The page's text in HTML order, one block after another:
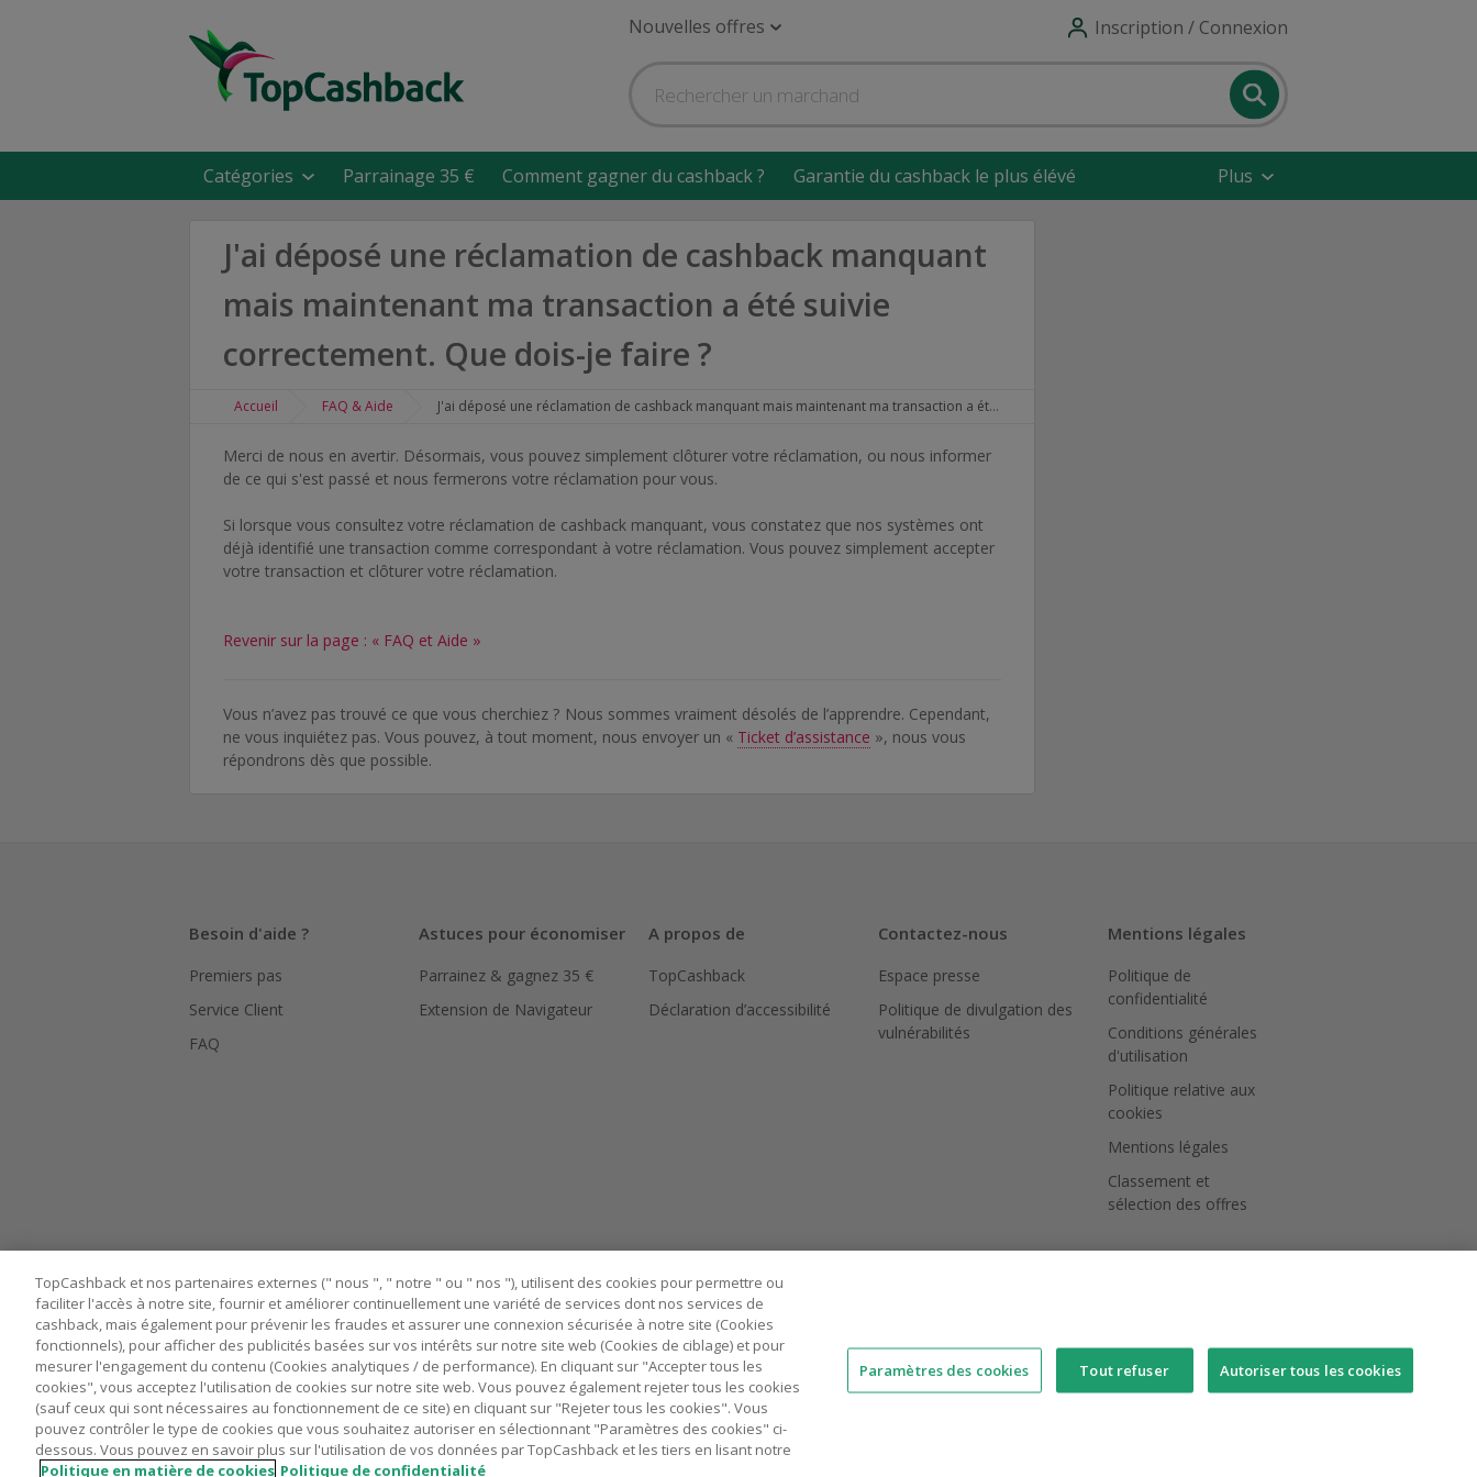
Nouvelles offres Inscription / Connexion
Catégories Parrainage 35 € Comment gagner du cashback ? Garantie du cashback le plus élévé Plus
J'ai déposé une réclamation de cashback manquant
mais maintenant ma transaction a été suivie
correctement. Que dois-je faire ?
Accueil FAQ & Aide J'ai déposé une réclamation de cashback manquant mais maintenant ma transaction a été suivie correctement. Que dois-je faire ?
Merci de nous en avertir. Désormais, vous pouvez simplement clôturer votre réclamation, ou nous informer
de ce qui s'est passé et nous fermerons votre réclamation pour vous.
Si lorsque vous consultez votre réclamation de cashback manquant, vous constatez que nos systèmes ont
déjà identifié une transaction comme correspondant à votre réclamation. Vous pouvez simplement accepter
votre transaction et clôturer votre réclamation.
Revenir sur la page : « FAQ et Aide »
Vous n’avez pas trouvé ce que vous cherchiez ? Nous sommes vraiment désolés de l’apprendre. Cependant,
ne vous inquiétez pas. Vous pouvez, à tout moment, nous envoyer un « Ticket d’assistance », nous vous
répondrons dès que possible.
Besoin d'aide ?
Premiers pas
Service Client
FAQ
Astuces pour économiser
Parrainez & gagnez 35 €
Extension de Navigateur
A propos de
TopCashback
Déclaration d’accessibilité
Contactez-nous
Espace presse
Politique de divulgation des
vulnérabilités
Mentions légales
Politique de
confidentialité
Conditions générales
d'utilisation
Politique relative aux
cookies
Mentions légales
Classement et
sélection des offres
Nos sites UK US CN JP DE AU IT ES
© 2005 - 2026 TopCashback Group Limited
TopCashback et nos partenaires externes (" nous ", " notre " ou " nos "), utilisent des cookies pour permettre ou
faciliter l'accès à notre site, fournir et améliorer continuellement une variété de services dont nos services de
cashback, mais également pour prévenir les fraudes et assurer une connexion sécurisée à notre site (Cookies
fonctionnels), pour afficher des publicités basées sur vos intérêts sur notre site web (Cookies de ciblage) et pour
mesurer l'engagement du contenu (Cookies analytiques / de performance). En cliquant sur "Accepter tous les
cookies", vous acceptez l'utilisation de cookies sur notre site web. Vous pouvez également rejeter tous les cookies
(sauf ceux qui sont nécessaires au fonctionnement de ce site) en cliquant sur "Rejeter tous les cookies". Vous
pouvez contrôler le type de cookies que vous souhaitez autoriser en sélectionnant "Paramètres des cookies" ci-
dessous. Vous pouvez en savoir plus sur l'utilisation de vos données par TopCashback et les tiers en lisant notre
Politique en matière de cookies Politique de confidentialité
Paramètres des cookies Tout refuser Autoriser tous les cookies